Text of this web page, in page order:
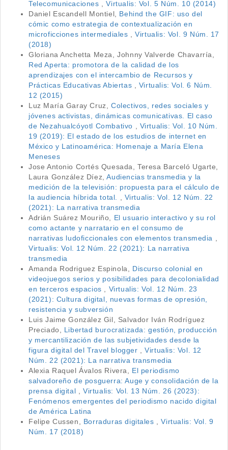
Telecomunicaciones ,Virtualis: Vol. 5 Núm. 10 (2014)
Daniel Escandell Montiel, Behind the GIF: uso del
cómic como estrategia de contextualización en
microficciones intermediales
,Virtualis: Vol. 9 Núm. 17
(2018)
Gloriana Anchetta Meza, Johnny Valverde Chavarría,
Red Aperta: promotora de la calidad de los
aprendizajes con el intercambio de Recursos y
Prácticas Educativas Abiertas
Virtualis: Vol. 6 Núm.
12 (2015)
Luz María Garay Cruz, Colectivos, redes sociales y
jóvenes activistas, dinámicas comunicativas. El caso
de Nezahualcóyotl Combativo
Virtualis: Vol. 10 Núm.
19 (2019): El estado de los estudios de internet en
México y Latinoamérica: Homenaje a María Elena
Meneses
Jose Antonio Cortés Quesada, Teresa Barceló Ugarte,
Laura González Díez,Audiencias transmedia y la
medición de la televisión: propuesta para el cálculo de
la audiencia híbrida total.
Virtualis: Vol. 12 Núm. 22
(2021): La narrativa transmedia
Adrián Suárez Mouriño, El usuario interactivo y su rol
como actante y narratario en el consumo de
narrativas ludoficcionales con elementos transmedia
Virtualis: Vol. 12 Núm. 22 (2021): La narrativa
transmedia
Amanda Rodriguez Espinola, Discurso colonial en
videojuegos serios y posibilidades para decolonialidad
en terceros espacios
Virtualis: Vol. 12 Núm. 23
(2021): Cultura digital, nuevas formas de opresión,
resistencia y subversión
Luis Jaime González Gil, Salvador Iván Rodríguez
Preciado, Libertad burocratizada: gestión, producción
y mercantilización de las subjetividades desde la
figura digital del Travel blogger
,Virtualis: Vol. 12
Núm. 22 (2021): La narrativa transmedia
Alexia Raquel Ávalos Rivera, El periodismo
salvadoreño de posguerra: Auge y consolidación de la
prensa digital
,Virtualis: Vol. 13 Núm. 26 (2023):
Fenómenos emergentes del periodismo nacido digital
de América Latina
Felipe Cussen, Borraduras digitales ,Virtualis: Vol. 9
Núm. 17 (2018)